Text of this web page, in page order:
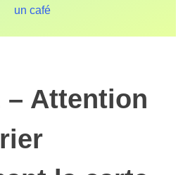
un café
– Attention